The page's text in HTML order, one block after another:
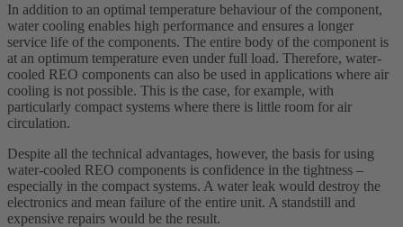
In addition to an optimal temperature behaviour of the component,
water cooling enables high performance and ensures a longer
service life of the components. The entire body of the component is
at an optimum temperature even under full load. Therefore, water-
cooled REO components can also be used in applications where air
cooling is not possible. This is the case, for example, with
particularly compact systems where there is little room for air
circulation.
Despite all the technical advantages, however, the basis for using
water-cooled REO components is confidence in the tightness –
especially in the compact systems. A water leak would destroy the
electronics and mean failure of the entire unit. A standstill and
expensive repairs would be the result.